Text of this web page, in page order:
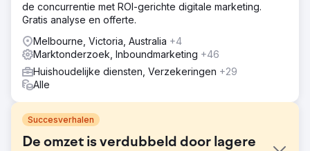
de concurrentie met ROI-gerichte digitale marketing.
Gratis analyse en offerte.
Melbourne, Victoria, Australia +4
Marktonderzoek, Inboundmarketing +46
Huishoudelijke diensten, Verzekeringen +29
Alle
Succesverhalen
De omzet is verdubbeld door lagere